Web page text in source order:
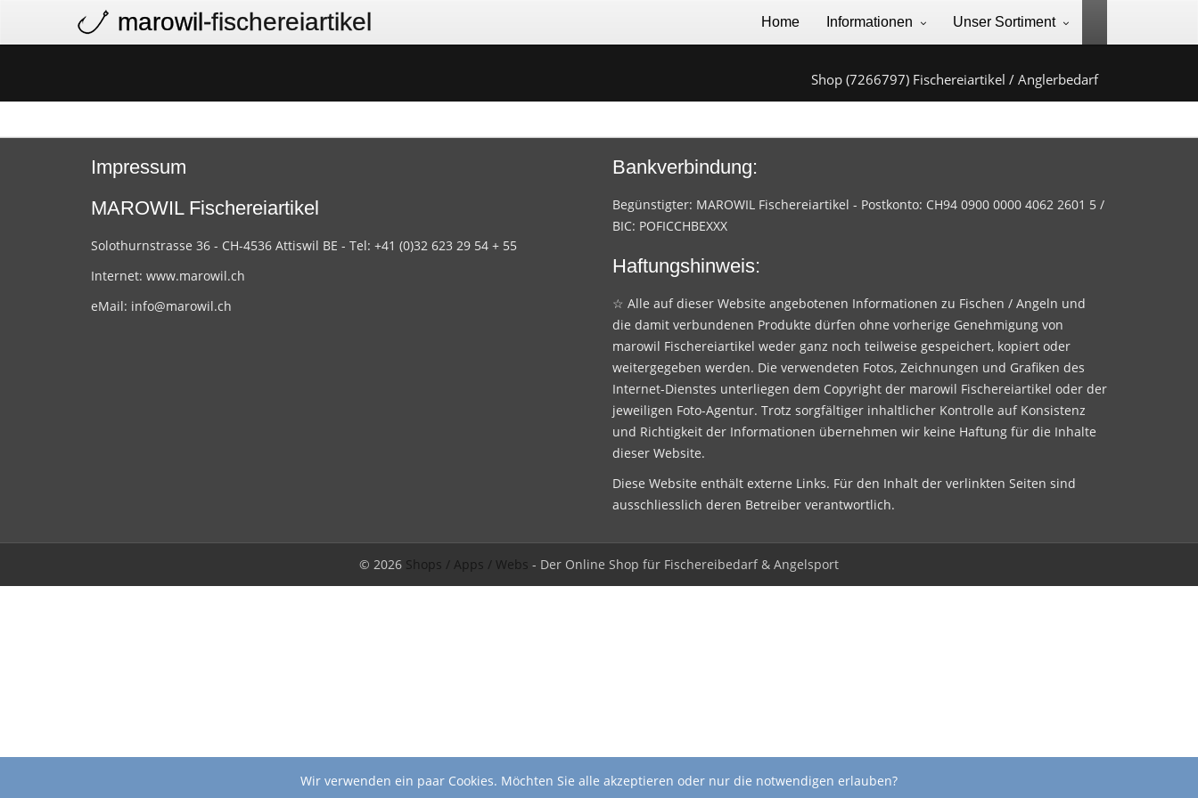
marowil-fischereiartikel Home Informationen Unser Sortiment
Shop (7266797) Fischereiartikel / Anglerbedarf
Impressum
MAROWIL Fischereiartikel
Solothurnstrasse 36 - CH-4536 Attiswil BE - Tel: +41 (0)32 623 29 54 + 55
Internet: www.marowil.ch
eMail: info@marowil.ch
Bankverbindung:
Begünstigter: MAROWIL Fischereiartikel - Postkonto: CH94 0900 0000 4062 2601 5 /
BIC: POFICCHBEXXX
Haftungshinweis:
☆ Alle auf dieser Website angebotenen Informationen zu Fischen / Angeln und
die damit verbundenen Produkte dürfen ohne vorherige Genehmigung von
marowil Fischereiartikel weder ganz noch teilweise gespeichert, kopiert oder
weitergegeben werden. Die verwendeten Fotos, Zeichnungen und Grafiken des
Internet-Dienstes unterliegen dem Copyright der marowil Fischereiartikel oder der
jeweiligen Foto-Agentur. Trotz sorgfältiger inhaltlicher Kontrolle auf Konsistenz
und Richtigkeit der Informationen übernehmen wir keine Haftung für die Inhalte
dieser Website.
Diese Website enthält externe Links. Für den Inhalt der verlinkten Seiten sind
ausschliesslich deren Betreiber verantwortlich.
© 2026 Shops / Apps / Webs - Der Online Shop für Fischereibedarf & Angelsport
Wir verwenden ein paar Cookies. Möchten Sie alle akzeptieren oder nur die notwendigen erlauben?